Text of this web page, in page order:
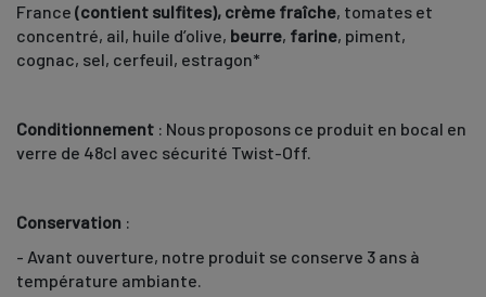
France (contient sulfites), crème fraîche, tomates et
concentré, ail, huile d’olive, beurre, farine, piment,
cognac, sel, cerfeuil, estragon*
Conditionnement : Nous proposons ce produit en bocal en
verre de 48cl avec sécurité Twist-Off.
Conservation :
- Avant ouverture, notre produit se conserve 3 ans à
température ambiante.